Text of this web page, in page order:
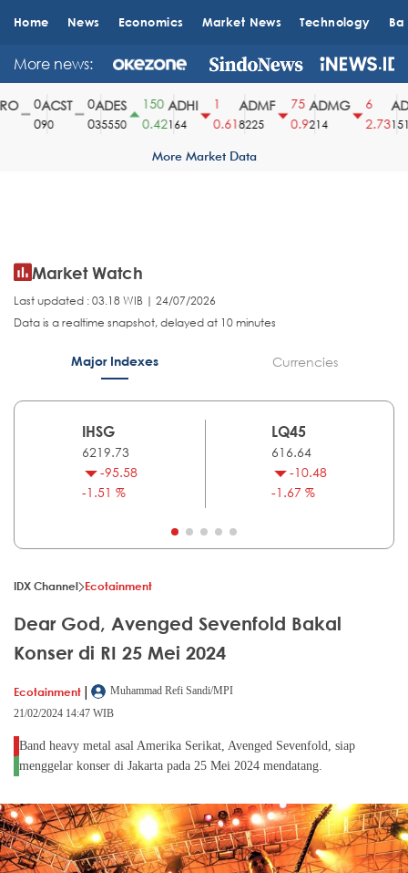
Home News Economics Market News Technology
More news:
ACST
90
ADES
35550
150
0.42
ADHI
164
0.61
ADMF
8225
75
0.9
ADMG
214
2.731510
More Market Data
Market Watch
Last updated : 03.18 WIB | 24/07/2026
Data is a realtime snapshot, delayed at 10 minutes
Major Indexes Currencies
IHSG
6219.73
-95.58
-1.51 %
LQ45
616.64
-10.48
-1.67 %
IDX Channel Ecotainment
Dear God, Avenged Sevenfold Bakal
Konser di RI 25 Mei 2024
Ecotainment |
Muhammad Refi Sandi/MPI
21/02/2024 14:47 WIB
Band heavy metal asal Amerika Serikat, Avenged Sevenfold, siap
menggelar konser di Jakarta pada 25 Mei 2024 mendatang.